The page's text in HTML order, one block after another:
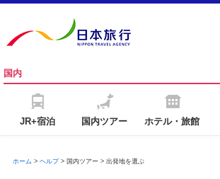
国内
JR+宿泊 国内ツアー ホテル・旅館
ホーム > ヘルプ> 国内ツアー > 出発地を選ぶ